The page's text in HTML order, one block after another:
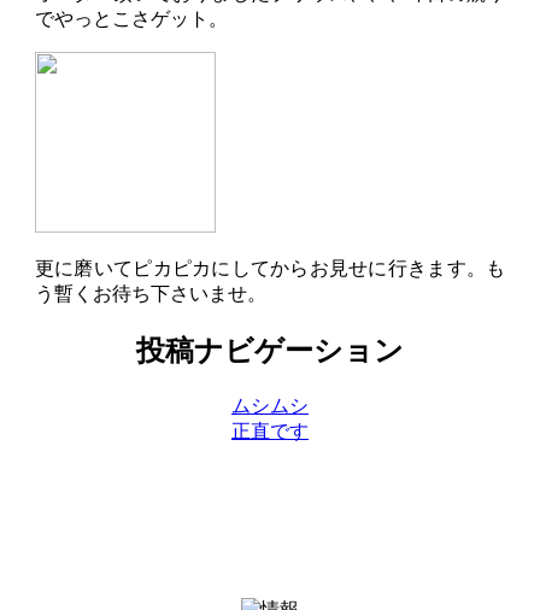
でやっとこさゲット。
更に磨いてピカピカにしてからお見せに行きます。も
う暫くお待ち下さいませ。
投稿ナビゲーション
ムシムシ
正直です